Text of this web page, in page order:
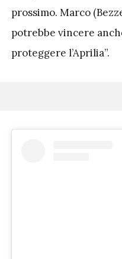
prossimo. Marco
potrebbe vincere
proteggere l’Aprilia”.